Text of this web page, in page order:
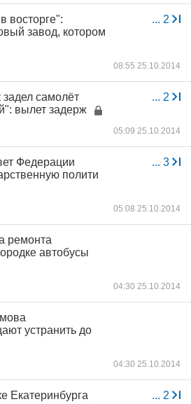
... 2
восторге":
завод, котором
08:55 25.10.2014
... 2
задел самолёт
вылет задерж
05:09 25.10.2014
... 3
Федерации
полити
05:08 25.10.2014
ремонта
автобусы
04:30 25.10.2014
устранить до
04:30 25.10.2014
... 2
Екатеринбурга